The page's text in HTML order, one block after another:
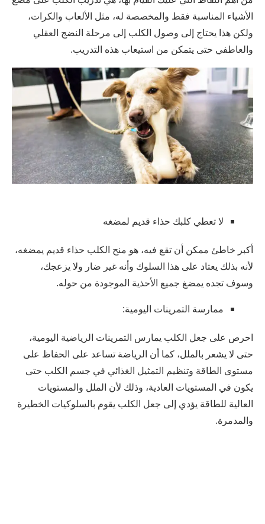
الأشياء المناسبة فقط والمخصصة له، مثل الألعاب والكرات،
ولكن هذا يحتاج إلى وصول الكلب إلى مرحلة النضج العقلي
والعاطفي حتى يتمكن من استيعاب هذه التدريب.
لا تعطي كلبك حذاء قديم لمضغه
أكبر خاطئ ممكن أن تقع فيه، هو منح الكلب حذاء قديم يمضغه،
لأنه بذلك يعتاد على هذا السلوك وأنه غير ضار ولا يزعجك،
وسوف تجده يمضغ جميع الأحذية الموجودة من حوله.
ممارسة التمرينات اليومية:
احرص على جعل الكلب يمارس التمرينات الرياضية اليومية،
حتى لا يشعر بالملل، كما أن الرياضة تساعد على الحفاظ على
مستوى الطاقة وتنظيم التمثيل الغذائي في جسم الكلب حتى
يكون في المستويات العادية، وذلك لأن الملل والمستويات
العالية للطاقة يؤدي إلى جعل الكلب يقوم بالسلوكيات الخطيرة
والمدمرة.